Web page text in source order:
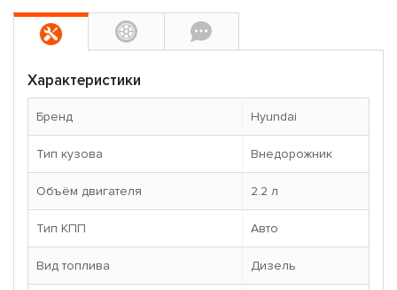
Характеристики
Бренд Hyundai
Тип кузова Внедорожник
Объём двигателя 2.2 л
Тип КПП Авто
Вид топлива Дизель